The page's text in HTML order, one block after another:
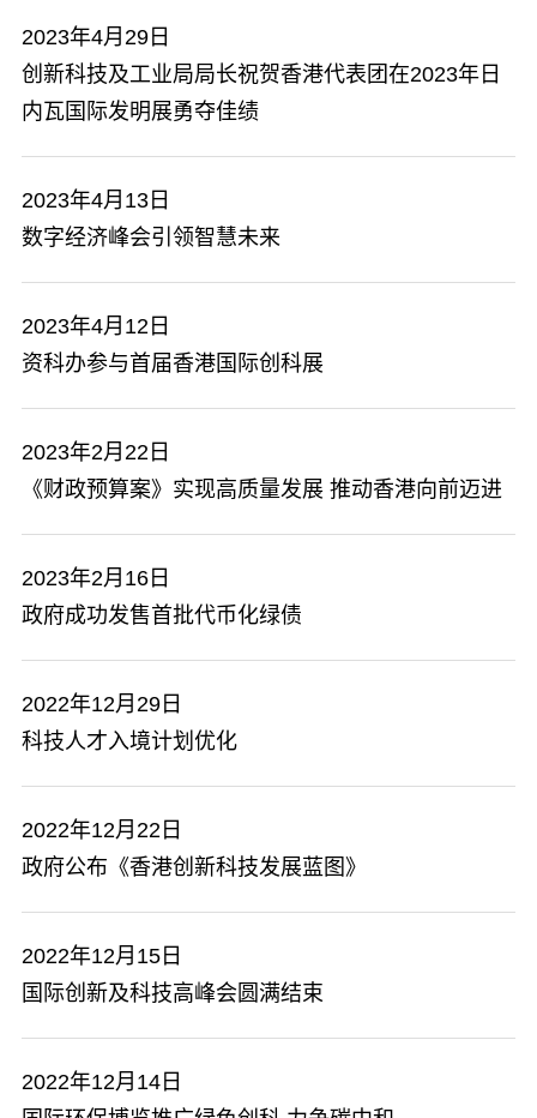
2023年4月29日
创新科技及工业局局长祝贺香港代表团在2023年日
内瓦国际发明展勇夺佳绩
2023年4月13日
数字经济峰会引领智慧未来
2023年4月12日
资科办参与首届香港国际创科展
2023年2月22日
《财政预算案》实现高质量发展 推动香港向前迈进
2023年2月16日
政府成功发售首批代币化绿债
2022年12月29日
科技人才入境计划优化
2022年12月22日
政府公布《香港创新科技发展蓝图》
2022年12月15日
国际创新及科技高峰会圆满结束
2022年12月14日